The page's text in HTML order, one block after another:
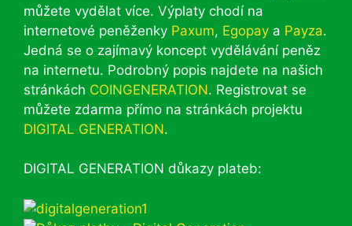
můžete vydělat více. Výplaty chodí na
internetové peněženky Paxum, Egopay a Payza.
Jedná se o zajímavý koncept vydělávání peněz
na internetu. Podrobný popis najdete na našich
stránkách COINGENERATION. Registrovat se
můžete zdarma přímo na stránkách projektu
DIGITAL GENERATION.
DIGITAL GENERATION důkazy plateb: